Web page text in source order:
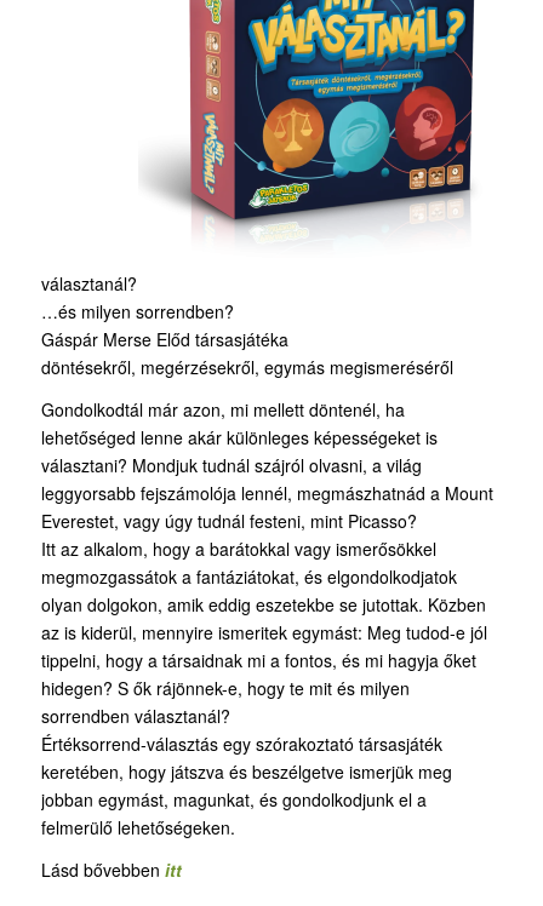
választanál?
…és milyen sorrendben?
Gáspár Merse Előd társasjátéka
döntésekről, megérzésekről, egymás megismeréséről
Gondolkodtál már azon, mi mellett döntenél, ha
lehetőséged lenne akár különleges képességeket is
választani? Mondjuk tudnál szájról olvasni, a világ
leggyorsabb fejszámolója lennél, megmászhatnád a Mount
Everestet, vagy úgy tudnál festeni, mint Picasso?
Itt az alkalom, hogy a barátokkal vagy ismerősökkel
megmozgassátok a fantáziátokat, és elgondolkodjatok
olyan dolgokon, amik eddig eszetekbe se jutottak. Közben
az is kiderül, mennyire ismeritek egymást: Meg tudod-e jól
tippelni, hogy a társaidnak mi a fontos, és mi hagyja őket
hidegen? S ők rájönnek-e, hogy te mit és milyen
sorrendben választanál?
Értéksorrend-választás egy szórakoztató társasjáték
keretében, hogy játszva és beszélgetve ismerjük meg
jobban egymást, magunkat, és gondolkodjunk el a
felmerülő lehetőségeken.
Lásd bővebben itt